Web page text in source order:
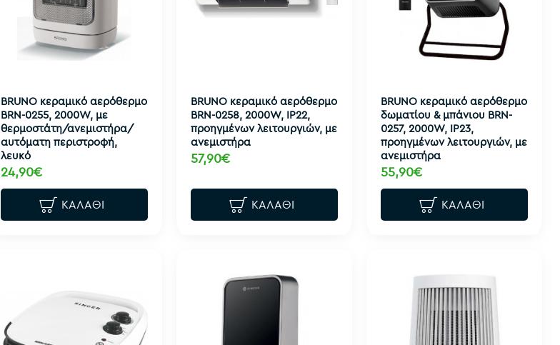
BRUNO κεραμικό αερόθερμο
BRN-0255, 2000W, με
θερμοστάτη/ανεμιστήρα/
αυτόματη περιστροφή,
λευκό
24,90€
ΚΑΛΆΘΙ
BRUNO κεραμικό αερόθερμο
BRN-0258, 2000W, IP22,
προηγμένων λειτουργιών, με
ανεμιστήρα
57,90€
ΚΑΛΆΘΙ
BRUNO κεραμικό αερόθερμο
δωματίου & μπάνιου BRN-
0257, 2000W, IP23,
προηγμένων λειτουργιών, με
ανεμιστήρα
55,90€
ΚΑΛΆΘΙ